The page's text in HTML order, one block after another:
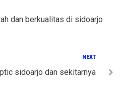
dan berkualitas di sidoarjo
NEXT
sidoarjo dan sekitarnya